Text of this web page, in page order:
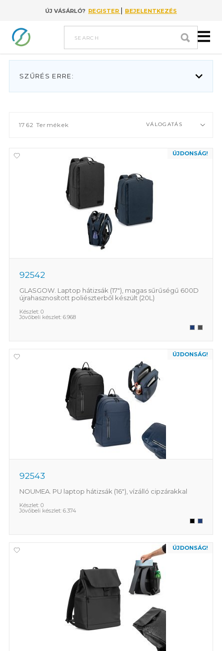
Go to content
ÚJ VÁSÁRLÓ? REGISTER | BEJELENTKEZÉS
search
SZŰRÉS ERRE:
1762 Termékek VÁLOGATÁS
ÚJDONSÁG!
92542
GLASGOW. Laptop hátizsák (17"), magas sűrűségű 600D
újrahasznosított poliészterből készült (20L)
Készlet: 0
Jövőbeli készlet: 6.968
ÚJDONSÁG!
92543
NOUMEA. PU laptop hátizsák (16"), vízálló cipzárakkal
Készlet: 0
Jövőbeli készlet: 6.374
ÚJDONSÁG!